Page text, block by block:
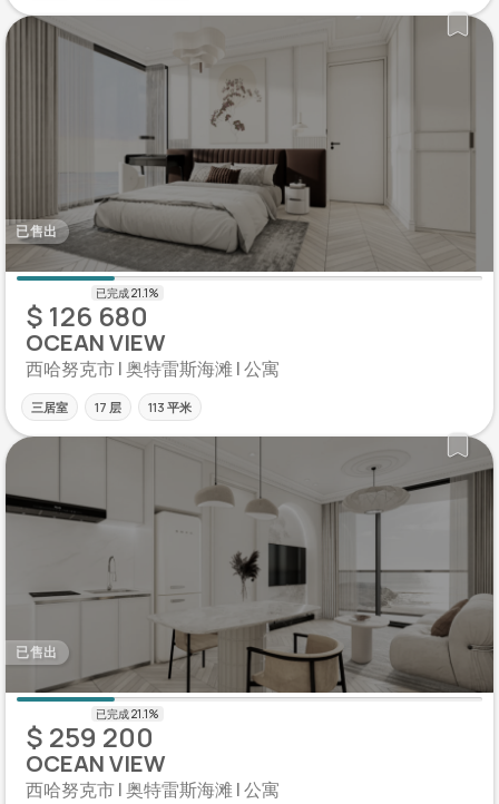
已售出
$ 126 680
OCEAN VIEW
西哈努克市 | 奥特雷斯海滩 | 公寓
三居室 17 层 113 平米
已售出
$ 259 200
OCEAN VIEW
西哈努克市 | 奥特雷斯海滩 | 公寓